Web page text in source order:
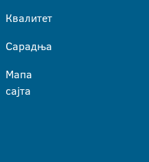
Квалитет
Сарадња
Мапа
сајта